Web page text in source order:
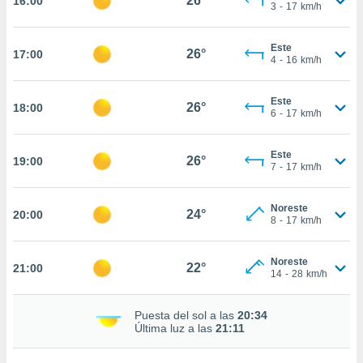
sean
se
ni para
web a
3 - 17 km/h
17:00 26°
Este
4 - 16 km/h
18:00 26°
Este
6 - 17 km/h
19:00 26°
Este
7 - 17 km/h
20:00 24°
Noreste
8 - 17 km/h
21:00 22°
Noreste
14 - 28 km/h
Puesta del sol a las 20:34
Última luz a las 21:11